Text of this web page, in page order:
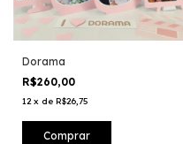
Dorama
R$260,00
12 x de R$26,75